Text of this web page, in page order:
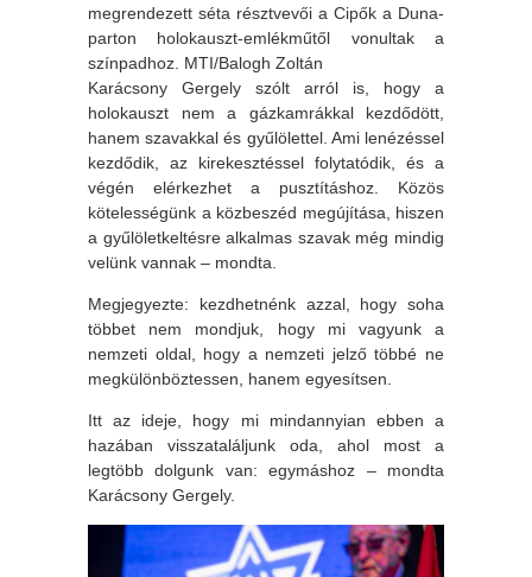
megrendezett séta résztvevői a Cipők a Duna-
parton holokauszt-emlékműtől vonultak a
színpadhoz. MTI/Balogh Zoltán
Karácsony Gergely szólt arról is, hogy a
holokauszt nem a gázkamrákkal kezdődött,
hanem szavakkal és gyűlölettel. Ami lenézéssel
kezdődik, az kirekesztéssel folytatódik, és a
végén elérkezhet a pusztításhoz. Közös
kötelességünk a közbeszéd megújítása, hiszen
a gyűlöletkeltésre alkalmas szavak még mindig
velünk vannak – mondta.
Megjegyezte: kezdhetnénk azzal, hogy soha
többet nem mondjuk, hogy mi vagyunk a
nemzeti oldal, hogy a nemzeti jelző többé ne
megkülönböztessen, hanem egyesítsen.
Itt az ideje, hogy mi mindannyian ebben a
hazában visszataláljunk oda, ahol most a
legtöbb dolgunk van: egymáshoz – mondta
Karácsony Gergely.